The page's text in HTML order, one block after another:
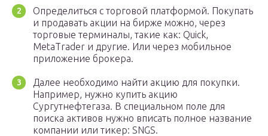
Определиться с торговой платформой. Покупать
и продавать акции на бирже можно, через
торговые терминалы, такие как: Quick,
MetaTrader и другие. Или через мобильное
приложение брокера.
Далее необходимо найти акцию для покупки.
Например, нужно купить акцию
Сургутнефтегаза. В специальном поле для
поиска активов нужно вписать полное название
компании или тикер: SNGS.